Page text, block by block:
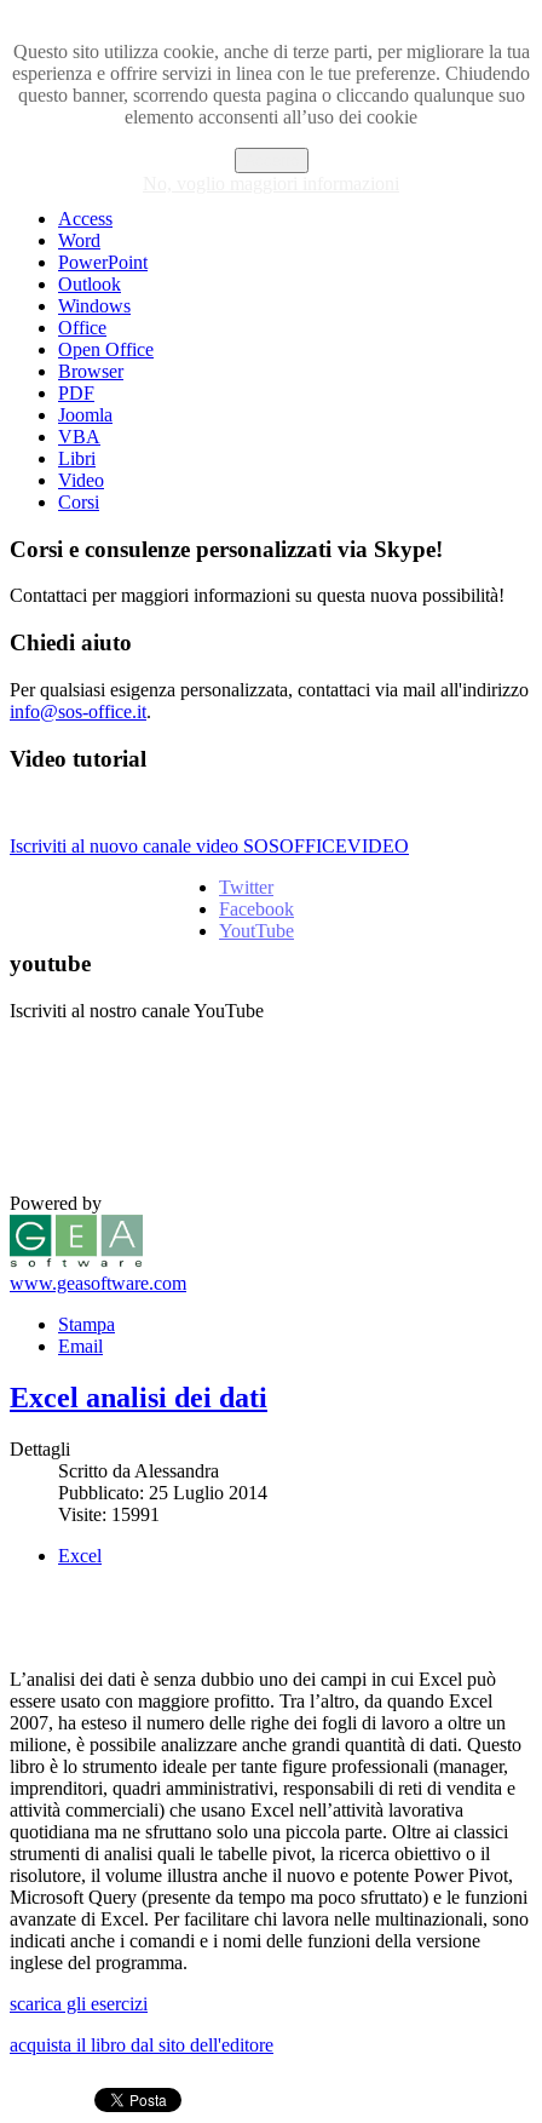
Questo sito utilizza cookie, anche di terze parti, per migliorare la tua
esperienza e offrire servizi in linea con le tue preferenze. Chiudendo
questo banner, scorrendo questa pagina o cliccando qualunque suo
elemento acconsenti all’uso dei cookie
Visita i forum di SOS-OFFICE
Access
Word
PowerPoint
Outlook
Windows
Office
Open Office
Browser
PDF
Joomla
VBA
Libri
Video
Corsi
Corsi e consulenze personalizzati via Skype!
Contattaci per maggiori informazioni su questa nuova possibilità!
Chiedi aiuto
Per qualsiasi esigenza personalizzata, contattaci via mail all'indirizzo
info@sos-office.it.
Video tutorial
Iscriviti al nuovo canale video SOSOFFICEVIDEO
Twitter
Facebook
YoutTube
youtube
Iscriviti al nostro canale YouTube
Powered by
www.geasoftware.com
Stampa
Email
Excel analisi dei dati
Dettagli
Scritto da Alessandra
Pubblicato: 25 Luglio 2014
Visite: 15991
Excel
L’analisi dei dati è senza dubbio uno dei campi in cui Excel può
essere usato con maggiore profitto. Tra l’altro, da quando Excel
2007, ha esteso il numero delle righe dei fogli di lavoro a oltre un
milione, è possibile analizzare anche grandi quantità di dati. Questo
libro è lo strumento ideale per tante figure professionali (manager,
imprenditori, quadri amministrativi, responsabili di reti di vendita e
attività commerciali) che usano Excel nell’attività lavorativa
quotidiana ma ne sfruttano solo una piccola parte. Oltre ai classici
strumenti di analisi quali le tabelle pivot, la ricerca obiettivo o il
risolutore, il volume illustra anche il nuovo e potente Power Pivot,
Microsoft Query (presente da tempo ma poco sfruttato) e le funzioni
avanzate di Excel. Per facilitare chi lavora nelle multinazionali, sono
indicati anche i comandi e i nomi delle funzioni della versione
inglese del programma.
scarica gli esercizi
acquista il libro dal sito dell'editore